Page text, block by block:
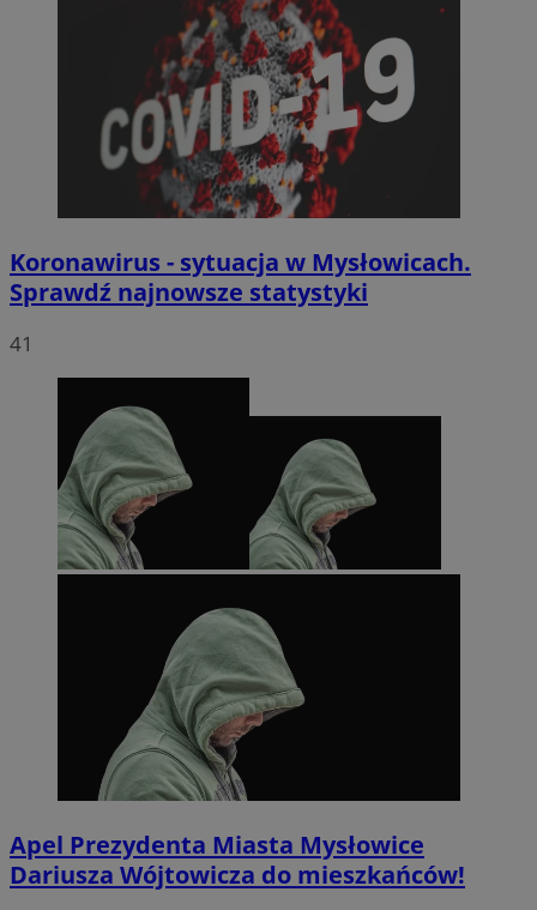
Koronawirus - sytuacja w Mysłowicach.
Sprawdź najnowsze statystyki
41
Apel Prezydenta Miasta Mysłowice
Dariusza Wójtowicza do mieszkańców!